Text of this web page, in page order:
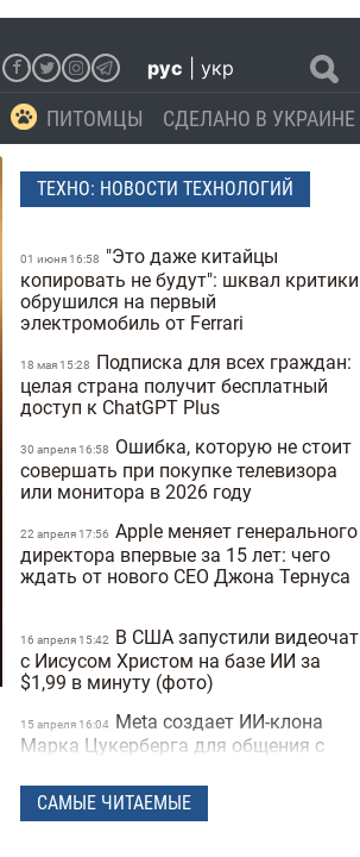
рус укр
ПИТОМЦЫ СДЕЛАНО В УКРАИНЕ
ТЕХНО: НОВОСТИ ТЕХНОЛОГИЙ
01 июня 16:58
"Это даже китайцы
копировать не будут": шквал критики
обрушился на первый
электромобиль от Ferrari
18 мая 15:28
Подписка для всех граждан:
целая страна получит бесплатный
доступ к ChatGPT Plus
30 апреля 16:58
Ошибка, которую не стоит
совершать при покупке телевизора
или монитора в 2026 году
22 апреля 17:56 Apple меняет генерального
директора впервые за 15 лет: чего
ждать от нового CEO Джона Тернуса
16 апреля 15:42
В США запустили видеочат
с Иисусом Христом на базе ИИ за
$1,99 в минуту (фото)
15 апреля 16:04 Meta создает ИИ-клона
Марка Цукерберга для общения с
10 апреля 16:12 Издание The New York
САМЫЕ ЧИТАЕМЫЕ